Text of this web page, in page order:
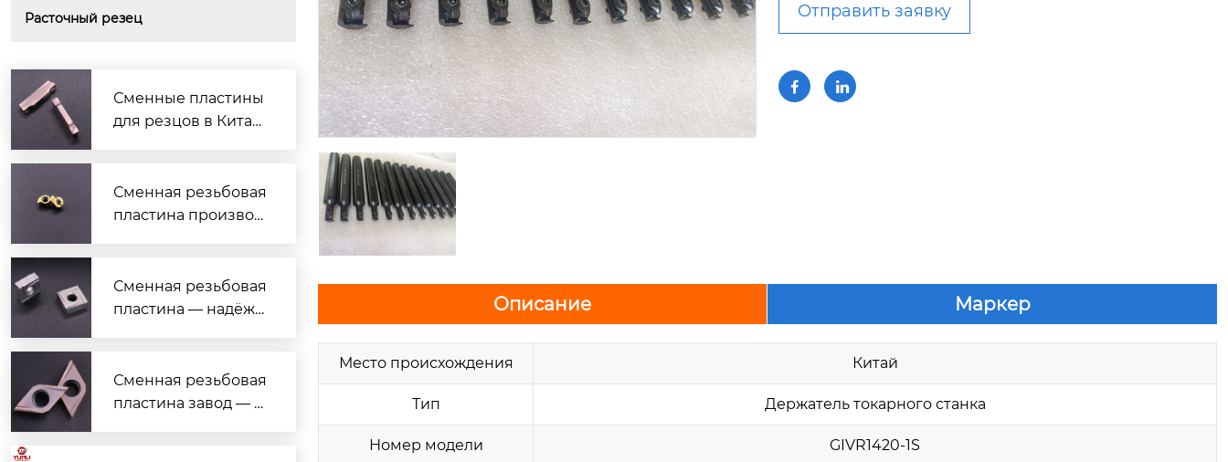
Расточный резец
Сменные пластины
для резцов в Китае
Сменная резьбовая
пластина производ
ной обработки
Сменная резьбовая
пластина — надёжн
Сменная резьбовая
пластина завод — н
Отправить заявку
 
Описание Маркер
Место происхождения Китай
Тип Держатель токарного станка
Номер модели GIVR1420-1S